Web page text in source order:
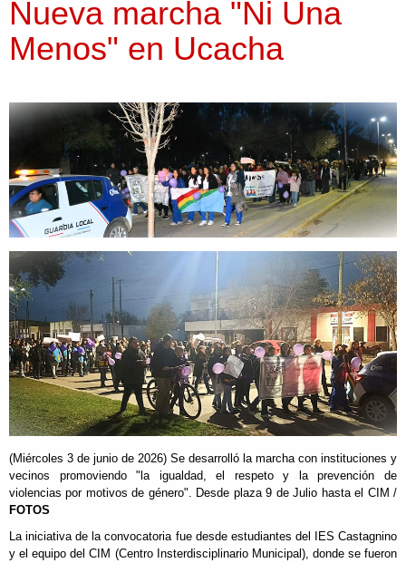
Nueva marcha "Ni Una
Menos" en Ucacha
(Miércoles 3 de junio de 2026) Se desarrolló la marcha con instituciones y
vecinos promoviendo "la igualdad, el respeto y la prevención de
violencias por motivos de género". Desde plaza 9 de Julio hasta el CIM /
FOTOS
La iniciativa de la convocatoria fue desde estudiantes del IES Castagnino
y el equipo del CIM (Centro Insterdisciplinario Municipal), donde se fueron